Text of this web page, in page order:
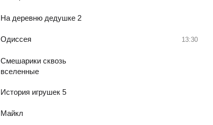
На деревню дедушке 2
Одиссея 13:30
Смешарики сквозь
вселенные
История игрушек 5
Майкл